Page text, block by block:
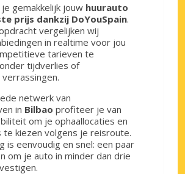
gemakkelijk jouw huurauto
prijs dankzij DoYouSpain.
vergelijken wij
in realtime voor jou
tarieven te
tijdverlies of
netwerk van
in Bilbao profiteer je van
om je ophaallocaties en
te kiezen volgens je reisroute.
is eenvoudig en snel: een paar
om je auto in minder dan drie